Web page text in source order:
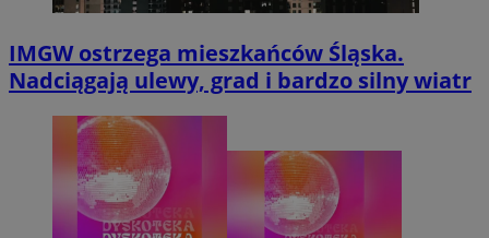
IMGW ostrzega mieszkańców Śląska.
Nadciągają ulewy, grad i bardzo silny wiatr